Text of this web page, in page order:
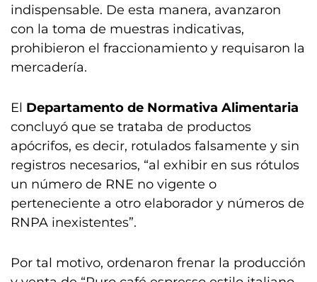
indispensable. De esta manera, avanzaron
con la toma de muestras indicativas,
prohibieron el fraccionamiento y requisaron la
mercadería.
El Departamento de Normativa Alimentaria
concluyó que se trataba de productos
apócrifos, es decir, rotulados falsamente y sin
registros necesarios, “al exhibir en sus rótulos
un número de RNE no vigente o
perteneciente a otro elaborador y números de
RNPA inexistentes”.
Por tal motivo, ordenaron frenar la producción